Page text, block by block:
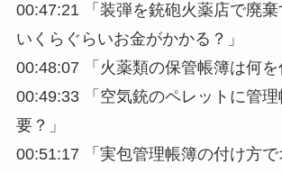
00:47:21 「装弾を銃砲火薬店で廃
いくらぐらいお金がかかる？」
00:48:07 「火薬類の保管帳簿は何を
00:49:33 「空気銃のペレットに管
要？」
00:51:17 「実包管理帳簿の付け方